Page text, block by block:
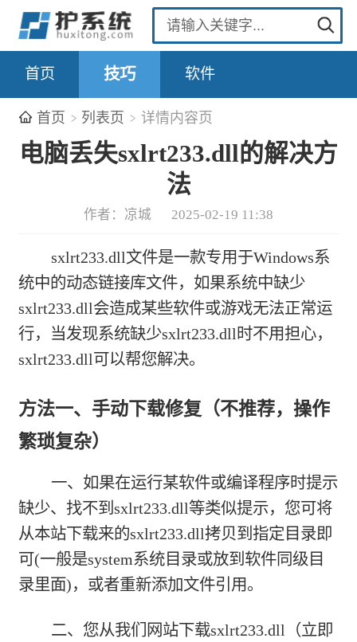
首页 技巧 软件
首页 列表页 详情内容页
电脑丢失sxlrt233.dll的解决方
法
作者：凉城 2025-02-19 11:38
sxlrt233.dll文件是一款专用于Windows系
统中的动态链接库文件，如果系统中缺少
sxlrt233.dll会造成某些软件或游戏无法正常运
行，当发现系统缺少sxlrt233.dll时不用担心，
sxlrt233.dll可以帮您解决。
方法一、手动下载修复（不推荐，操作
繁琐复杂）
一、如果在运行某软件或编译程序时提示
缺少、找不到sxlrt233.dll等类似提示，您可将
从本站下载来的sxlrt233.dll拷贝到指定目录即
可(一般是system系统目录或放到软件同级目
录里面)，或者重新添加文件引用。
二、您从我们网站下载sxlrt233.dll（立即